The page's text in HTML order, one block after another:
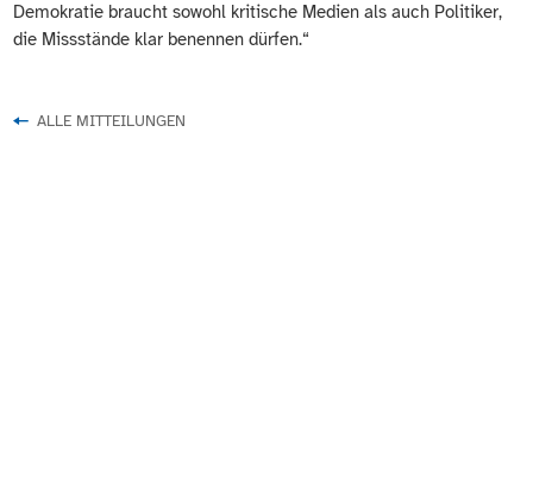
Demokratie braucht sowohl kritische Medien als auch Politiker,
die Missstände klar benennen dürfen.“
ALLE MITTEILUNGEN